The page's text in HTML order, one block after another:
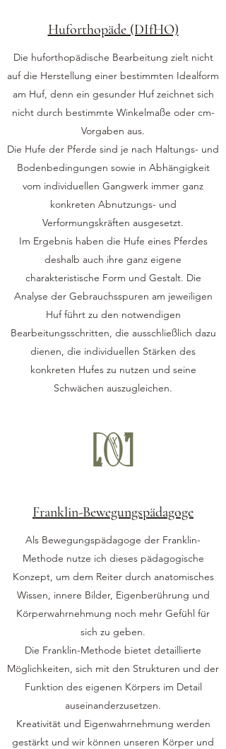
Huforthopäde (DIfHO)
Die huforthopädische Bearbeitung zielt nicht
auf die Herstellung einer bestimmten Idealform
am Huf, denn ein gesunder Huf zeichnet sich
nicht durch bestimmte Winkelmaße oder cm-
Vorgaben aus.
Die Hufe der Pferde sind je nach Haltungs- und
Bodenbedingungen sowie in Abhängigkeit
vom individuellen Gangwerk immer ganz
konkreten Abnutzungs- und
Verformungskräften ausgesetzt.
Im Ergebnis haben die Hufe eines Pferdes
deshalb auch ihre ganz eigene
charakteristische Form und Gestalt. Die
Analyse der Gebrauchsspuren am jeweiligen
Huf führt zu den notwendigen
Bearbeitungsschritten, die ausschließlich dazu
dienen, die individuellen Stärken des
konkreten Hufes zu nutzen und seine
Schwächen auszugleichen.
Franklin-Bewegungspädagoge
Als Bewegungspädagoge der Franklin-
Methode nutze ich dieses pädagogische
Konzept, um dem Reiter durch anatomisches
Wissen, innere Bilder, Eigenberührung und
Körperwahrnehmung noch mehr Gefühl für
sich zu geben.
Die Franklin-Methode bietet detaillierte
Möglichkeiten, sich mit den Strukturen und der
Funktion des eigenen Körpers im Detail
auseinanderzusetzen.
Kreativität und Eigenwahrnehmung werden
gestärkt und wir können unseren Körper und